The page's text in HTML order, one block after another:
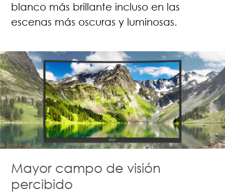
blanco más brillante incluso en las
escenas más oscuras y luminosas.
Mayor campo de visión
percibido